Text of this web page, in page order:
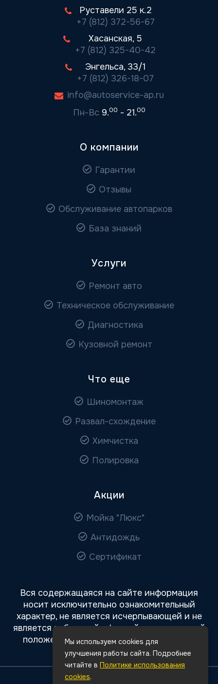
Руставели 25 к.2
+7 (812) 372-56-67
Хасанская, 5
+7 (812) 325-40-42
Энгельса, 33/1
+7 (812) 326-18-07
info@autoservice-ap.ru
Пн-Вс 9.00 - 21.00
О компании
Гарантии
Отзывы
Обслуживание автопарков
База знаний
Услуги
Ремонт авто
Техническое обслуживание
Диагностика
Кузовной ремонт
Что еще
Шиномонтаж
Развал-схождение
Химчистка
Полировка
Акции
Мойка "Люкс"
Антидождь
Сертификат
Вся содержащаяся на сайте информация
носит исключительно ознакомительный
характер, не является исчерпывающей и не
является публичной офертой, определяемой
положениями статьи 437 Гражданского
кодекса РФ.
Мы используем cookies для
улучшения работы сайта. Подробнее
читайте в Политике использования
cookies.